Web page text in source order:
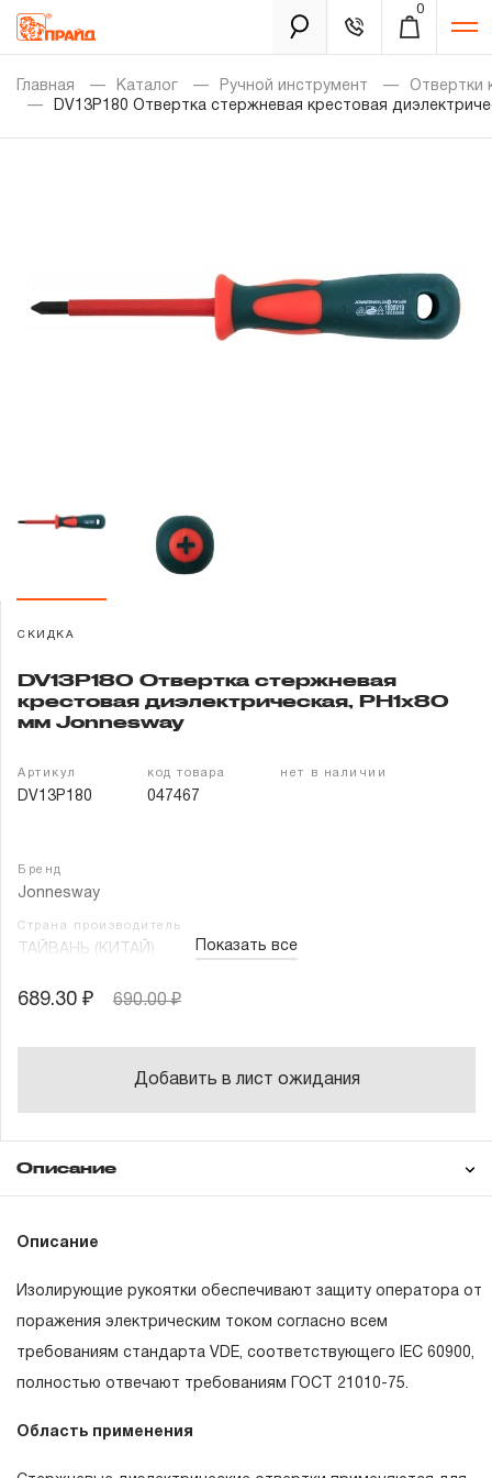
0
Каталог
Уцененный товар
Гарантия и сервис
Партнерам
Контакты
Забыли пароль?
Главная Каталог Ручной инструмент
Отвертки
DV13P180 Отвертка стержневая крестовая
СКИДКА
DV13P180 Отвертка стержневая
крестовая диэлектрическая, PH1х80
мм Jonnesway
Артикул
DV13P180
код товара
047467
нет в наличии
Бренд
Jonnesway
Страна производитель
ТАЙВАНЬ (КИТАЙ) Показать все
689.30 ₽ 690.00 ₽
Добавить в лист ожидания
Описание
Описание
Изолирующие рукоятки обеспечивают защиту оператора от
поражения электрическим током согласно всем
требованиям стандарта VDE, соответствующего IEC 60900,
полностью отвечают требованиям ГОСТ 21010-75.
Область применения
Понятие «ПОЖИЗНЕННАЯ ГАРАНТИЯ».
себя признание неограниченного срока поддержания